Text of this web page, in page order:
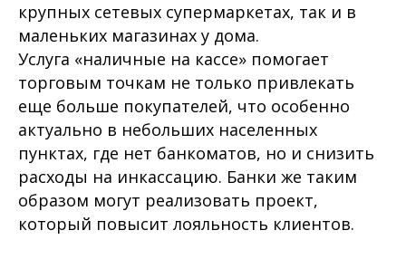
крупных сетевых супермаркетах, так и в
маленьких магазинах у дома.
Услуга «наличные на кассе» помогает
торговым точкам не только привлекать
еще больше покупателей, что особенно
актуально в небольших населенных
пунктах, где нет банкоматов, но и снизить
расходы на инкассацию. Банки же таким
образом могут реализовать проект,
который повысит лояльность клиентов.